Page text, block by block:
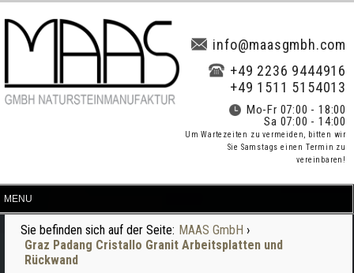
info@maasgmbh.com
+49 2236 9444916
+49 1511 5154013
Mo-Fr 07:00 - 18:00
Sa 07:00 - 14:00
Um Wartezeiten zu vermeiden, bitten wir
Sie Samstags einen Termin zu
vereinbaren!
Sie befinden sich auf der Seite: MAAS GmbH ›
Graz Padang Cristallo Granit Arbeitsplatten und
Rückwand